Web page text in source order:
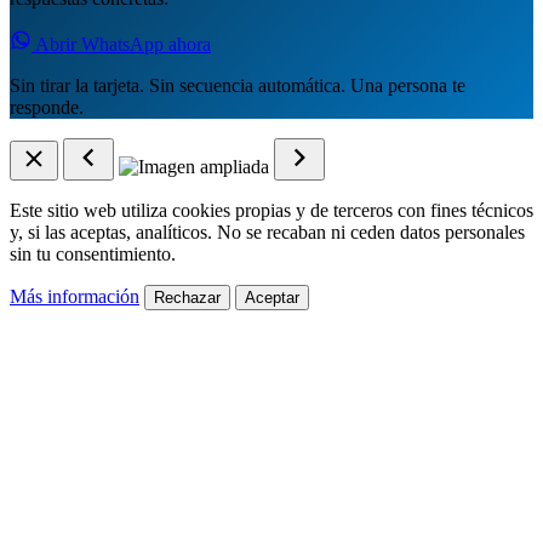
Abrir WhatsApp ahora
Sin tirar la tarjeta. Sin secuencia automática. Una persona te
responde.
Este sitio web utiliza cookies propias y de terceros con fines técnicos
y, si las aceptas, analíticos. No se recaban ni ceden datos personales
sin tu consentimiento.
Más información Rechazar Aceptar